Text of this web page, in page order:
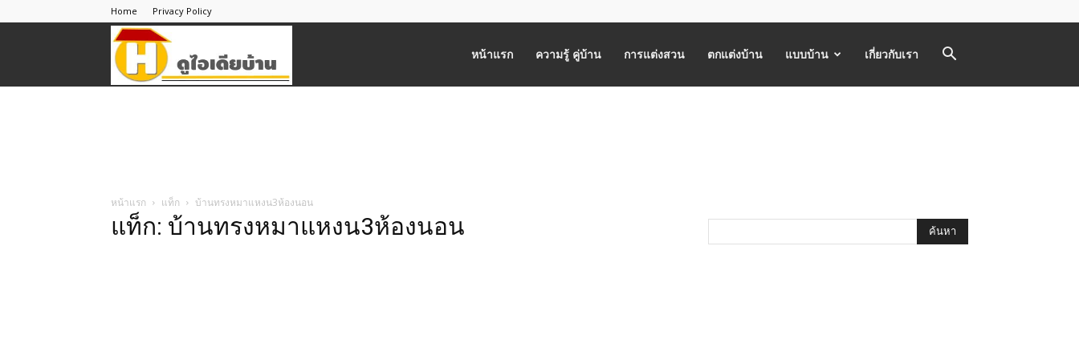
Home Privacy Policy
หน้าแรก ความรู้ คู่บ้าน การแต่งสวน ตกแต่งบ้าน แบบบ้าน เกี่ยวกับเรา
หน้าแรก แท็ก บ้านทรงหมาแหงน3ห้องนอน
แท็ก: บ้านทรงหมาแหงน3ห้องนอน